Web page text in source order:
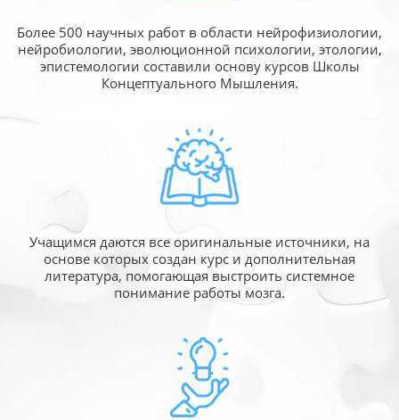
Более 500 научных работ в области нейрофизиологии,
нейробиологии, эволюционной психологии, этологии,
эпистемологии составили основу курсов Школы
Концептуального Мышления.
Учащимся даются все оригинальные источники, на
основе которых создан курс и дополнительная
литература, помогающая выстроить системное
понимание работы мозга.